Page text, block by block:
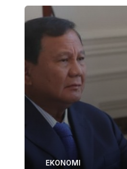
EKONOMI